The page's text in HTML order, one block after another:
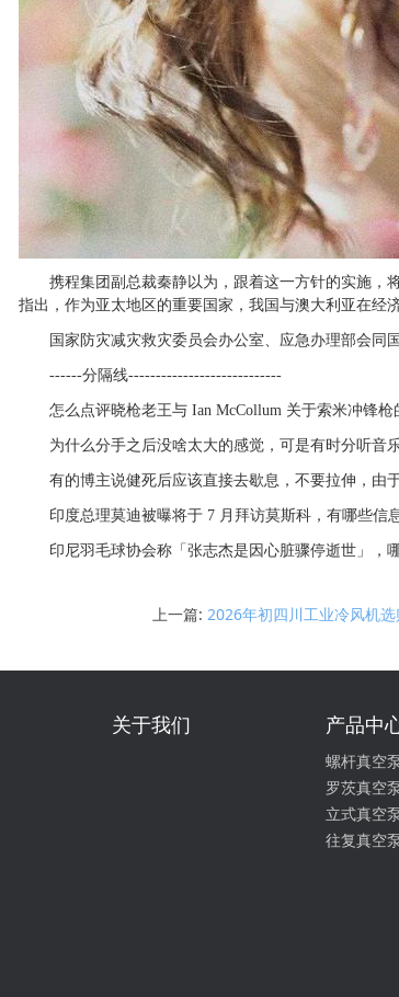
携程集团副总裁秦静以为，跟着这一方针的实施，将
指出，作为亚太地区的重要国家，我国与澳大利亚在经
国家防灾减灾救灾委员会办公室、应急办理部会同国
------分隔线----------------------------
怎么点评晓枪老王与 Ian McCollum 关于索米冲锋枪
为什么分手之后没啥太大的感觉，可是有时分听音
有的博主说健死后应该直接去歇息，不要拉伸，由
印度总理莫迪被曝将于 7 月拜访莫斯科，有哪些信
印尼羽毛球协会称「张志杰是因心脏骤停逝世」，
上一篇: 2026年初四川工业冷风机
关于我们 产品中
螺杆真空
罗茨真空
立式真空
往复真空